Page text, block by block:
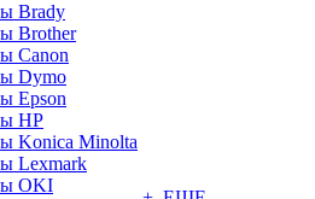
Brady
Brother
Canon
Dymo
Epson
HP
Konica Minolta
Lexmark
OKI